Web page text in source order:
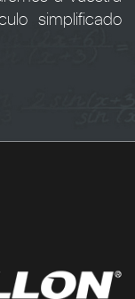
simplificado